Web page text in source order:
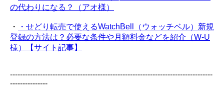
の代わりになる？（アオ様）
・
・せどり転売で使えるWatchBell（ウォッチベル）新規
登録の方法は？必要な条件や月額料金などを紹介（W-U
様）【サイト記事】
---------------------------------------------------------------------------------
---------------